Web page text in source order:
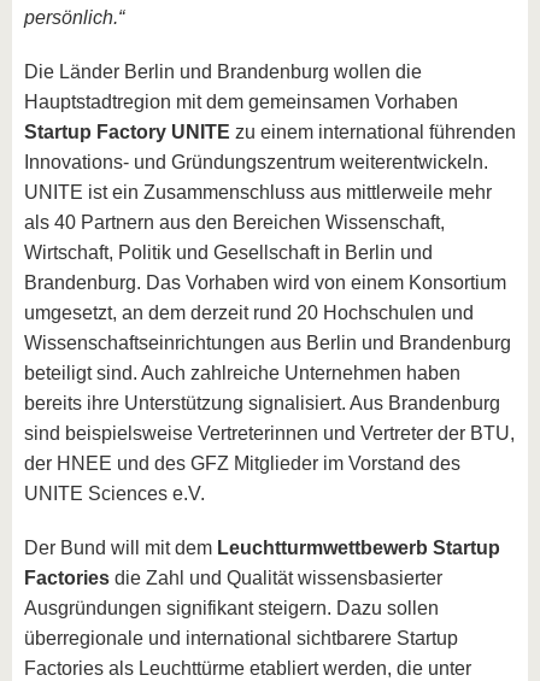
persönlich.“
Die Länder Berlin und Brandenburg wollen die
Hauptstadtregion mit dem gemeinsamen Vorhaben
Startup Factory UNITE zu einem international führenden
Innovations- und Gründungszentrum weiterentwickeln.
UNITE ist ein Zusammenschluss aus mittlerweile mehr
als 40 Partnern aus den Bereichen Wissenschaft,
Wirtschaft, Politik und Gesellschaft in Berlin und
Brandenburg. Das Vorhaben wird von einem Konsortium
umgesetzt, an dem derzeit rund 20 Hochschulen und
Wissenschaftseinrichtungen aus Berlin und Brandenburg
beteiligt sind. Auch zahlreiche Unternehmen haben
bereits ihre Unterstützung signalisiert. Aus Brandenburg
sind beispielsweise Vertreterinnen und Vertreter der BTU,
der HNEE und des GFZ Mitglieder im Vorstand des
UNITE Sciences e.V.
Der Bund will mit dem Leuchtturmwettbewerb Startup
Factories die Zahl und Qualität wissensbasierter
Ausgründungen signifikant steigern. Dazu sollen
überregionale und international sichtbarere Startup
Factories als Leuchttürme etabliert werden, die unter